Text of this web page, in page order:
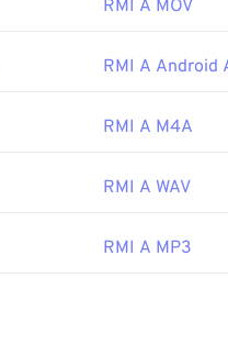
RMI A MOV
RMI A Android
RMI A M4A
RMI A WAV
RMI A MP3